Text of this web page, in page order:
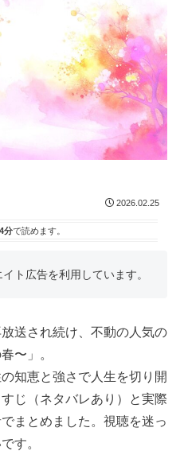
2026.02.25
分で読めます。
ト広告を利用しています。
送され続け、不動の人気の
〜」。
知恵と強さで人生を切り開
じ（ネタバレあり）と実際
まとめました。視聴を迷っ
す。